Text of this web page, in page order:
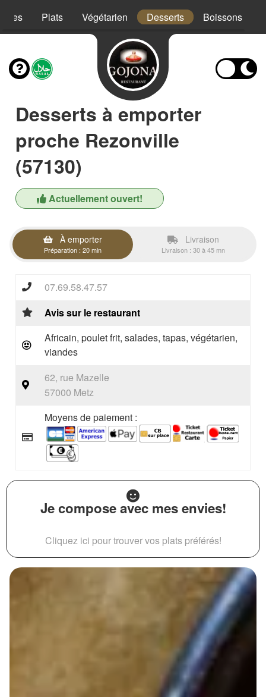
Plats Végétarien Desserts Boissons
Desserts à emporter
proche Rezonville
(57130)
Actuellement ouvert!
À emporter
Préparation : 20 min
Livraison
Livraison : 30 à 45 mn
07.69.58.47.57
Avis sur le restaurant
Africain, poulet frit, salades, tapas, végétarien,
viandes
62, rue Mazelle
57000 Metz
Moyens de paiement :
Je compose avec mes envies!
Cliquez ici pour trouver vos plats préférés!